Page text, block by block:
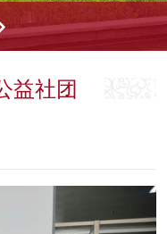
益社团